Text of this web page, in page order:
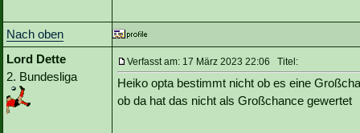
Nach oben
Lord Dette
2. Bundesliga
Verfasst am: 17 März 2023 22:06 Titel:
Heiko opta bestimmt nicht ob es eine
ob da hat das nicht als Großchance gewertet